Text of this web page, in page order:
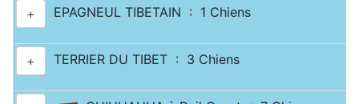
+ EPAGNEUL TIBETAIN : 1 Chiens
+ TERRIER DU TIBET : 3 Chiens